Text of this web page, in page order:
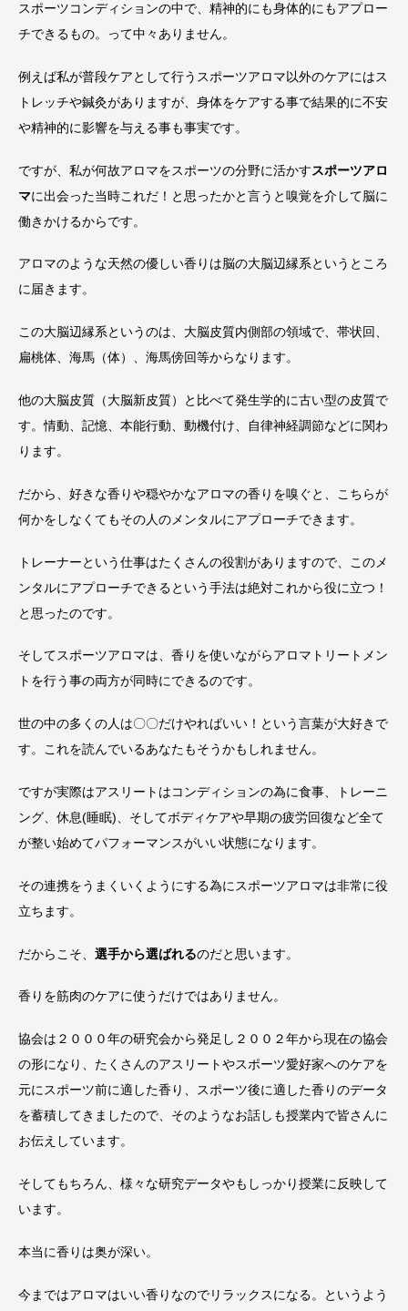
スポーツコンディションの中で、精神的にも身体的にもアプロー
チできるもの。って中々ありません。
例えば私が普段ケアとして行うスポーツアロマ以外のケアにはス
トレッチや鍼灸がありますが、身体をケアする事で結果的に不安
や精神的に影響を与える事も事実です。
ですが、私が何故アロマをスポーツの分野に活かすスポーツアロ
マに出会った当時これだ！と思ったかと言うと嗅覚を介して脳に
働きかけるからです。
アロマのような天然の優しい香りは脳の大脳辺縁系というところ
に届きます。
この大脳辺縁系というのは、大脳皮質内側部の領域で、帯状回、
扁桃体、海馬（体）、海馬傍回等からなります。
他の大脳皮質（大脳新皮質）と比べて発生学的に古い型の皮質で
す。情動、記憶、本能行動、動機付け、自律神経調節などに関わ
ります。
だから、好きな香りや穏やかなアロマの香りを嗅ぐと、こちらが
何かをしなくてもその人のメンタルにアプローチできます。
トレーナーという仕事はたくさんの役割がありますので、このメ
ンタルにアプローチできるという手法は絶対これから役に立つ！
と思ったのです。
そしてスポーツアロマは、香りを使いながらアロマトリートメン
トを行う事の両方が同時にできるのです。
世の中の多くの人は〇〇だけやればいい！という言葉が大好きで
す。これを読んでいるあなたもそうかもしれません。
ですが実際はアスリートはコンディションの為に食事、トレーニ
ング、休息(睡眠)、そしてボディケアや早期の疲労回復など全て
が整い始めてパフォーマンスがいい状態になります。
その連携をうまくいくようにする為にスポーツアロマは非常に役
立ちます。
だからこそ、 選手から選ばれるのだと思います。
香りを筋肉のケアに使うだけではありません。
協会は２０００年の研究会から発足し２００２年から現在の協会
の形になり、たくさんのアスリートやスポーツ愛好家へのケアを
元にスポーツ前に適した香り、スポーツ後に適した香りのデータ
を蓄積してきましたので、そのようなお話しも授業内で皆さんに
お伝えしています。
そしてもちろん、様々な研究データやもしっかり授業に反映して
います。
本当に香りは奥が深い。
今まではアロマはいい香りなのでリラックスになる。というよう